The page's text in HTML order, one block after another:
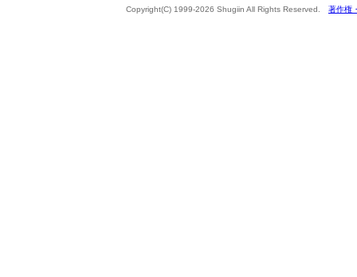
Copyright(C) 1999-2026 Shugiin All Rights Reserved. 著作権